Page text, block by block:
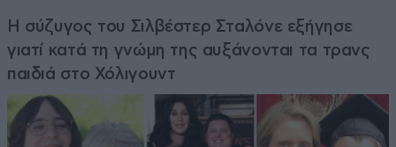
Η σύζυγος του Σιλβέστερ Σταλόνε εξήγησε
γιατί κατά τη γνώμη της αυξάνονται τα τρανς
παιδιά στο Χόλιγουντ